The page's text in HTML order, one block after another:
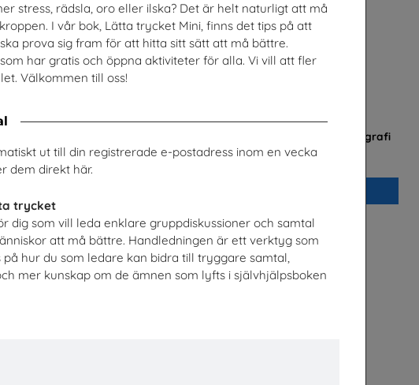
stress, rädsla, oro eller ilska? Det är helt naturligt att må
I vår bok, Lätta trycket Mini, finns det tips på att
prova sig fram för att hitta sitt sätt att må bättre.
har gratis och öppna aktiviteter för alla. Vi vill att fler
Välkommen till oss!
ut till din registrerade e-postadress inom en vecka
dem direkt här.
trycket
dig som vill leda enklare gruppdiskussioner och samtal
att må bättre. Handledningen är ett verktyg som
hur du som ledare kan bidra till tryggare samtal,
mer kunskap om de ämnen som lyfts i självhjälpsboken
Noaks Ark
Checklista för undervisning om pornografi
Unizon